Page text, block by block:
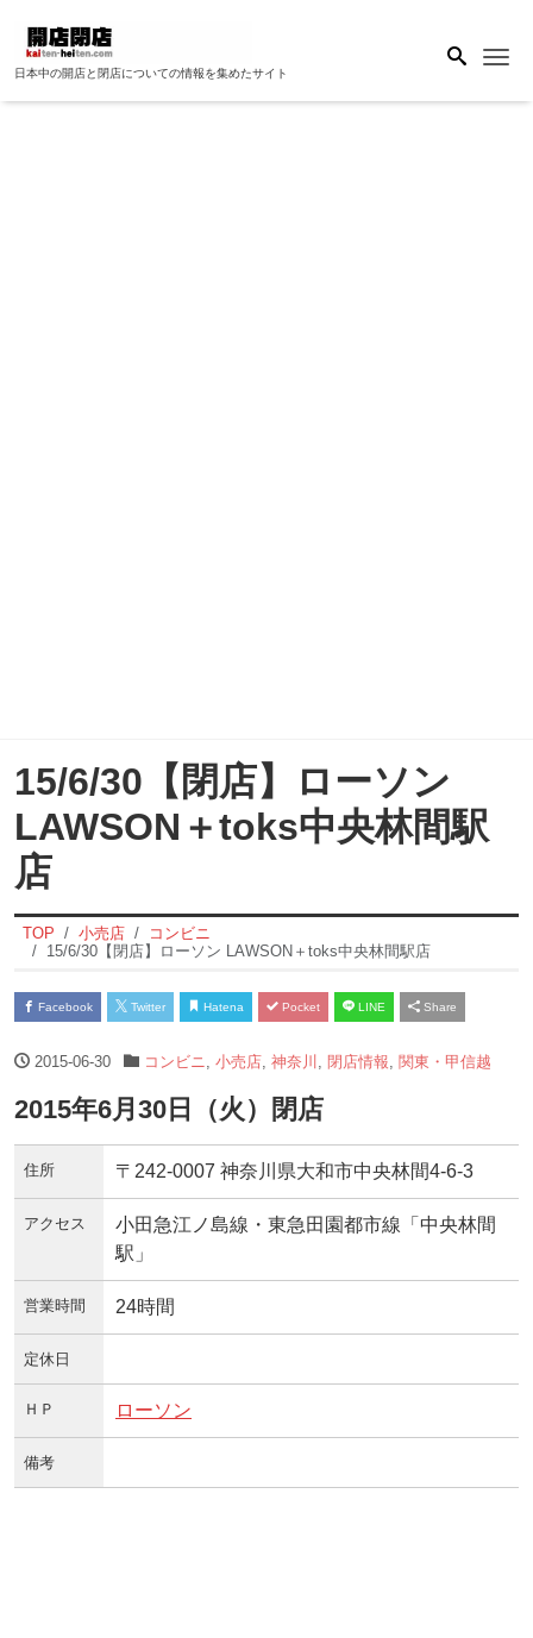
日本中の開店と閉店についての情報を集めたサイト
15/6/30【閉店】ローソン
LAWSON＋toks中央林間駅
店
TOP 小売店
コンビニ
15/6/30【閉店】ローソン LAWSON＋toks中央林間駅店
Facebook Twitter Hatena Pocket LINE Share
2015-06-30 コンビニ 小売店, 神奈川 閉店情報 関東・甲信越
2015年6月30日（火）閉店
住所 〒242-0007 神奈川県大和市中央林間4-6-3
アクセス
小田急江ノ島線・東急田園都市線「中央林間
駅」
営業時間 24時間
定休日
ＨＰ ローソン
備考